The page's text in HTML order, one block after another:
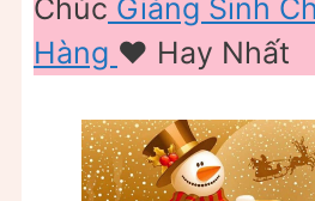
Chúc Giáng Sinh
Hàng ❤️️ Hay Nhất